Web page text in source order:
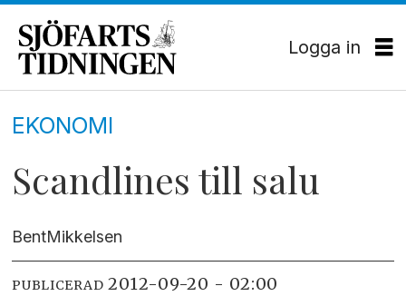
Logga in
EKONOMI
Scandlines till salu
BentMikkelsen
PUBLICERAD 2012-09-20 - 02:00